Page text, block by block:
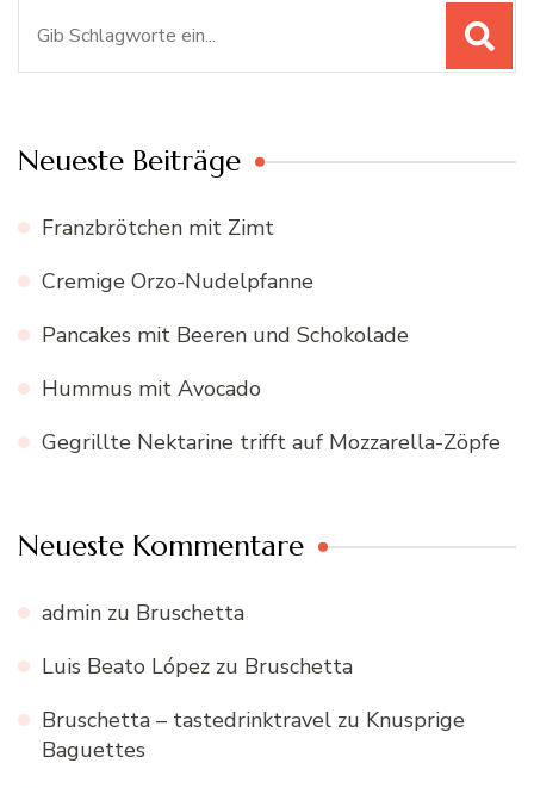
Neueste Beiträge
Franzbrötchen mit Zimt
Cremige Orzo-Nudelpfanne
Pancakes mit Beeren und Schokolade
Hummus mit Avocado
Gegrillte Nektarine trifft auf Mozzarella-Zöpfe
Neueste Kommentare
admin zu Bruschetta
Luis Beato López zu Bruschetta
Bruschetta – tastedrinktravel zu Knusprige
Baguettes